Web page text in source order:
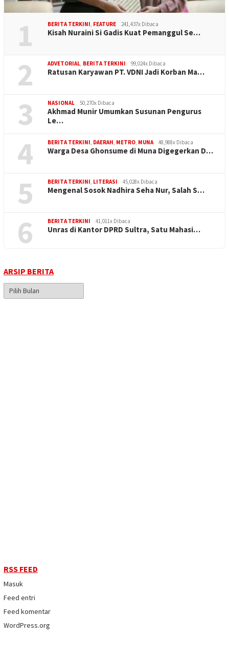
1 BERITA TERKINI FEATURE 241,437x Dibaca
Kisah Nuraini Si Gadis Kuat Pemanggul Se…
2 ADVETORIAL BERITA TERKINI 99,024x Dibaca
Ratusan Karyawan PT. VDNI Jadi Korban Ma…
3 NASIONAL 50,270x Dibaca
Akhmad Munir Umumkan Susunan Pengurus
Le…
4 BERITA TERKINI DAERAH METRO MUNA 48,988x Dibaca
Warga Desa Ghonsume di Muna Digegerkan D…
5 BERITA TERKINI LITERASI 45,028x Dibaca
Mengenal Sosok Nadhira Seha Nur, Salah S…
6 BERITA TERKINI 41,011x Dibaca
Unras di Kantor DPRD Sultra, Satu Mahasi…
ARSIP BERITA
Arsip
Berita
RSS FEED
Masuk
Feed entri
Feed komentar
WordPress.org